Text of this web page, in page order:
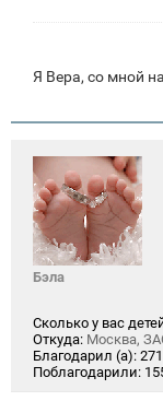
Я Вера, со мной
Бэла
Сколько у вас
Откуда: Москва,
Благодарил (а):
Поблагодарили: